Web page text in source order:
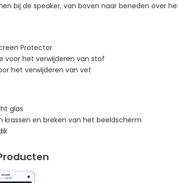
bij de speaker, van boven naar beneden over
Protector
voor het verwijderen van stof
het verwijderen van vet
glas
krassen en breken van het beeldscherm